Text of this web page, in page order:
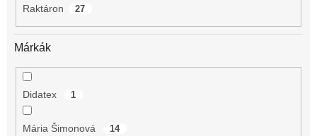
Raktáron 27
Márkák
Didatex 1
Mária Šimonová 14